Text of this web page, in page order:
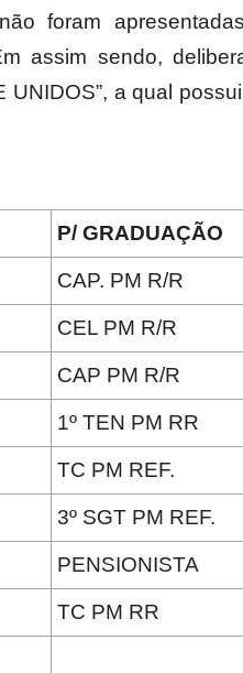
Reformados
Pensionistas
foram
assim sendo,
a qual
P/ GRADUAÇÃO
CAP. PM R/R
CEL PM R/R
CAP PM R/R
1º TEN PM RR
TC PM REF.
3º SGT PM REF.
PENSIONISTA
TC PM RR